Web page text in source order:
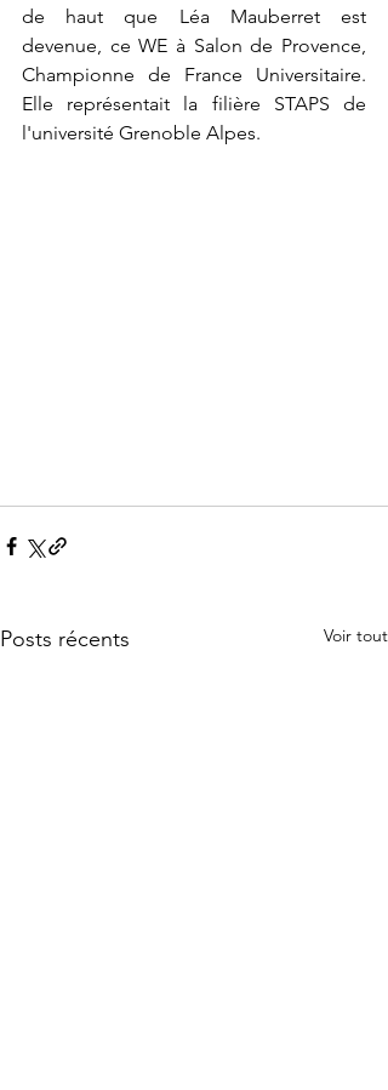
de haut que Léa Mauberret est
devenue, ce WE à Salon de Provence,
Championne de France Universitaire.
Elle représentait la filière STAPS de
l'université Grenoble Alpes.
Posts récents Voir tout